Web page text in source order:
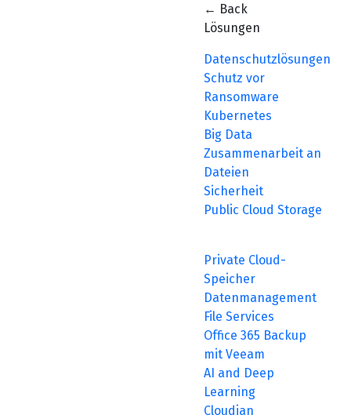
← Back
Lösungen
Datenschutzlösungen
Schutz vor
Ransomware
Kubernetes
Big Data
Zusammenarbeit an
Dateien
Sicherheit
Public Cloud Storage
Private Cloud-
Speicher
Datenmanagement
File Services
Office 365 Backup
mit Veeam
AI and Deep
Learning
Cloudian